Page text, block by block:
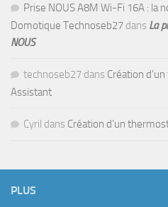
Prise NOUS A8M Wi-Fi 16A : la
Domotique Technoseb27 dans La
NOUS
technoseb27 dans Création
Assistant
Cyril dans Création d’un
PLUS